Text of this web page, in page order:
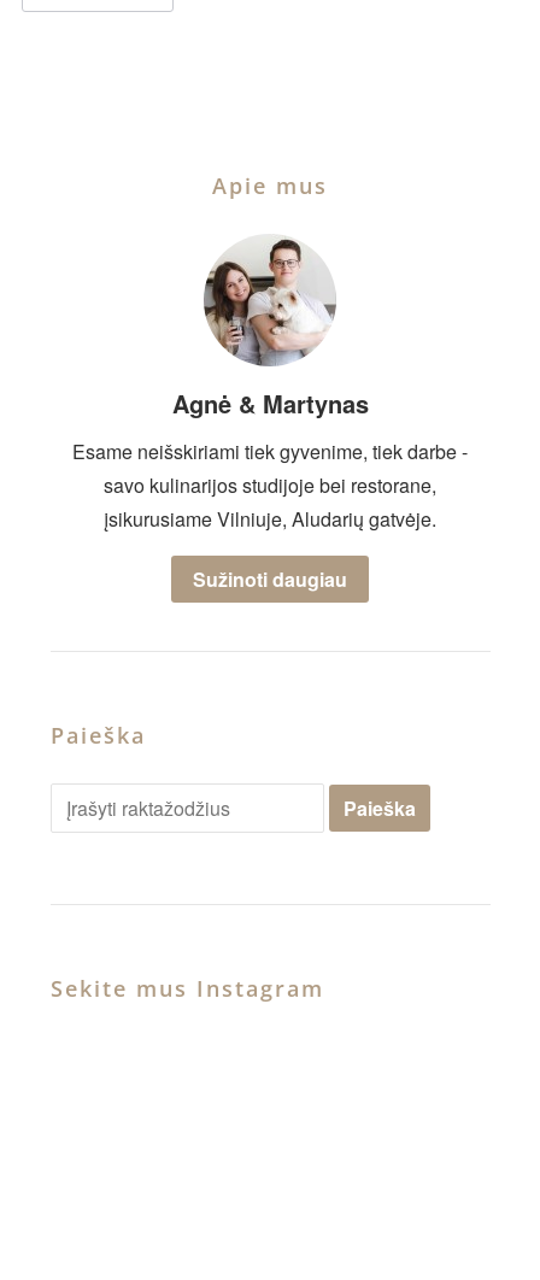
Apie mus
Agnė & Martynas
Esame neišskiriami tiek gyvenime, tiek darbe -
savo kulinarijos studijoje bei restorane,
įsikurusiame Vilniuje, Aludarių gatvėje.
Sužinoti daugiau
Paieška
Sekite mus Instagram